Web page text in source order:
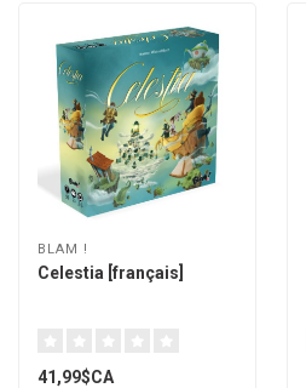
BLAM !
Celestia [français]
41,99$CA